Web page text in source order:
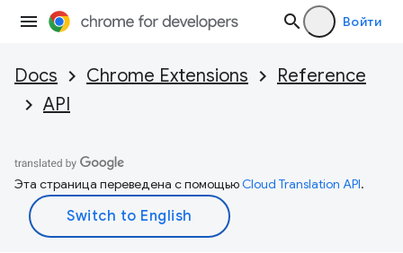
Войти
Docs Chrome Extensions
Reference
API
Эта страница переведена с помощьюCloud Translation API.